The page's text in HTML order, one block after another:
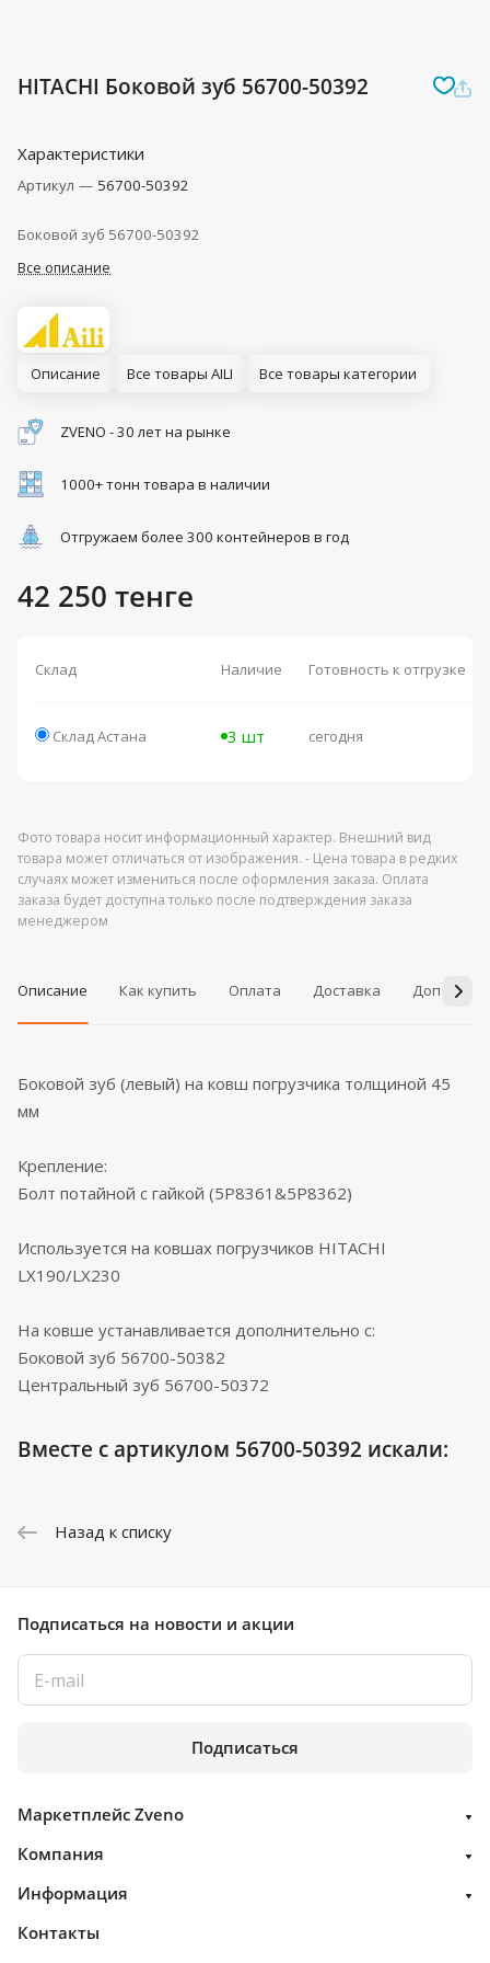
HITACHI Боковой зуб 56700-50392
Характеристики
Артикул — 56700-50392
Боковой зуб 56700-50392
Все описание
Описание Все товары AILI Все товары категории
ZVENO - 30 лет на рынке
1000+ тонн товара в наличии
Отгружаем более 300 контейнеров в год
42 250 тенге
Склад Наличие Готовность к отгрузке
Склад Астана 3 шт сегодня
Фото товара носит информационный характер. Внешний вид
товара может отличаться от изображения. - Цена товара в редких
случаях может измениться после оформления заказа. Оплата
заказа будет доступна только после подтверждения заказа
менеджером
Описание Как купить Оплата Доставка
Боковой зуб (левый) на ковш погрузчика толщиной 45
мм
Крепление:
Болт потайной с гайкой (5P8361&5P8362)
Используется на ковшах погрузчиков HITACHI
LX190/LX230
На ковше устанавливается дополнительно с:
Боковой зуб 56700-50382
Центральный зуб 56700-50372
Вместе с артикулом 56700-50392 искали:
Назад к списку
Подписаться на новости и акции
Подписаться
Маркетплейс Zveno
Компания
Информация
Контакты